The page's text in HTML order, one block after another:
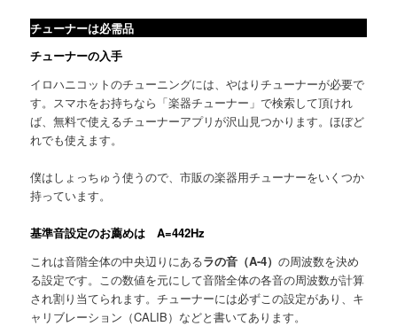
チューナーは必需品
チューナーの入手
イロハニコットのチューニングには、やはりチューナーが必要で
す。スマホをお持ちなら「楽器チューナー」で検索して頂けれ
ば、無料で使えるチューナーアプリが沢山見つかります。ほぼど
れでも使えます。
僕はしょっちゅう使うので、市販の楽器用チューナーをいくつか
持っています。
基準音設定のお薦めは A=442Hz
これは音階全体の中央辺りにあるラの音（A-4）の周波数を決め
る設定です。この数値を元にして音階全体の各音の周波数が計算
され割り当てられます。チューナーには必ずこの設定があり、キ
ャリブレーション（CALIB）などと書いてあります。